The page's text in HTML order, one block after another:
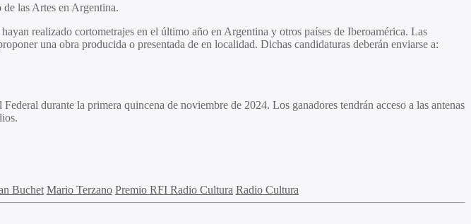
las Artes en Argentina.
realizado cortometrajes en el último año en Argentina y otros países de Iberoamérica. Las
una obra producida o presentada de en localidad. Dichas candidaturas deberán enviarse a:
durante la primera quincena de noviembre de 2024. Los ganadores tendrán acceso a las antenas
Buchet Mario Terzano Premio RFI Radio Cultura Radio Cultura